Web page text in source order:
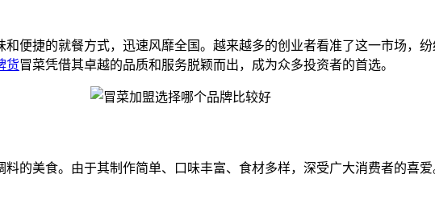
便捷的就餐方式，迅速风靡全国。越来越多的创业者看准了这一市场，纷
货冒菜凭借其卓越的品质和服务脱颖而出，成为众多投资者的首选。
的美食。由于其制作简单、口味丰富、食材多样，深受广大消费者的喜